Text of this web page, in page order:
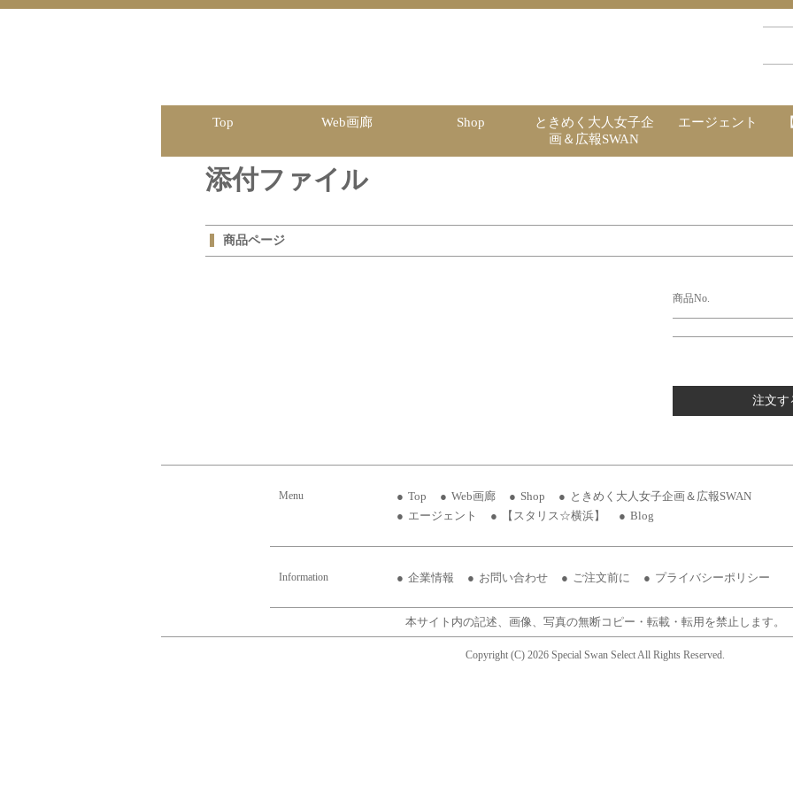
Top Web画廊 Shop
ときめく大人女子企
画＆広報SWAN
エージェント
添付ファイル
商品ページ
商品No.
注文す
Menu Top Web画廊 Shop
ときめく大人女子企画＆広報SWAN
エージェント
【スタリス☆横浜】 Blog
Information 企業情報 お問い合わせ ご注文前に プライバシーポリシー
本サイト内の記述、画像、写真の無断コピー・転載・転用を禁止します。
Copyright (C) 2026 Special Swan Select All Rights Reserved.